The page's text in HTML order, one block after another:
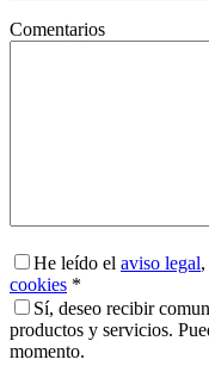
Comentarios
He leído el aviso legal
cookies *
Sí, deseo recibir
productos y servicios.
momento.